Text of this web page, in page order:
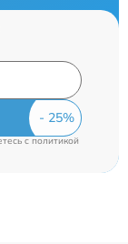
c политикой